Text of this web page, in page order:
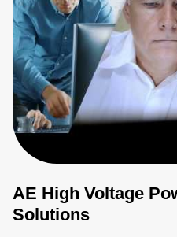
AE High Voltage
Solutions